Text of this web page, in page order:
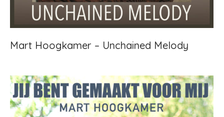
Mart Hoogkamer – Unchained Melody